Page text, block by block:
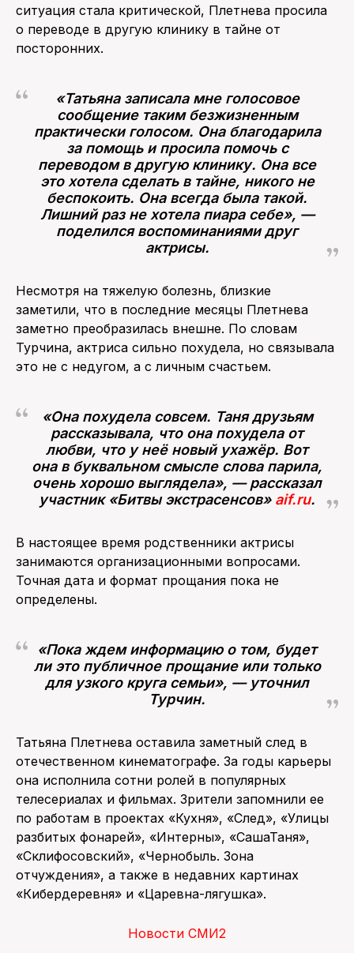
ситуация стала критической, Плетнева просила
о переводе в другую клинику в тайне от
посторонних.
«Татьяна записала мне голосовое
сообщение таким безжизненным
практически голосом. Она благодарила
за помощь и просила помочь с
переводом в другую клинику. Она все
это хотела сделать в тайне, никого не
беспокоить. Она всегда была такой.
Лишний раз не хотела пиара себе», —
поделился воспоминаниями друг
актрисы.
Несмотря на тяжелую болезнь, близкие
заметили, что в последние месяцы Плетнева
заметно преобразилась внешне. По словам
Турчина, актриса сильно похудела, но связывала
это не с недугом, а с личным счастьем.
«Она похудела совсем. Таня друзьям
рассказывала, что она похудела от
любви, что у неё новый ухажёр. Вот
она в буквальном смысле слова парила,
очень хорошо выглядела», — рассказал
участник «Битвы экстрасенсов» aif.ru.
В настоящее время родственники актрисы
занимаются организационными вопросами.
Точная дата и формат прощания пока не
определены.
«Пока ждем информацию о том, будет
ли это публичное прощание или только
для узкого круга семьи», — уточнил
Турчин.
Татьяна Плетнева оставила заметный след в
отечественном кинематографе. За годы карьеры
она исполнила сотни ролей в популярных
телесериалах и фильмах. Зрители запомнили ее
по работам в проектах «Кухня», «След», «Улицы
разбитых фонарей», «Интерны», «СашаТаня»,
«Склифосовский», «Чернобыль. Зона
отчуждения», а также в недавних картинах
«Кибердеревня» и «Царевна-лягушка».
Новости СМИ2